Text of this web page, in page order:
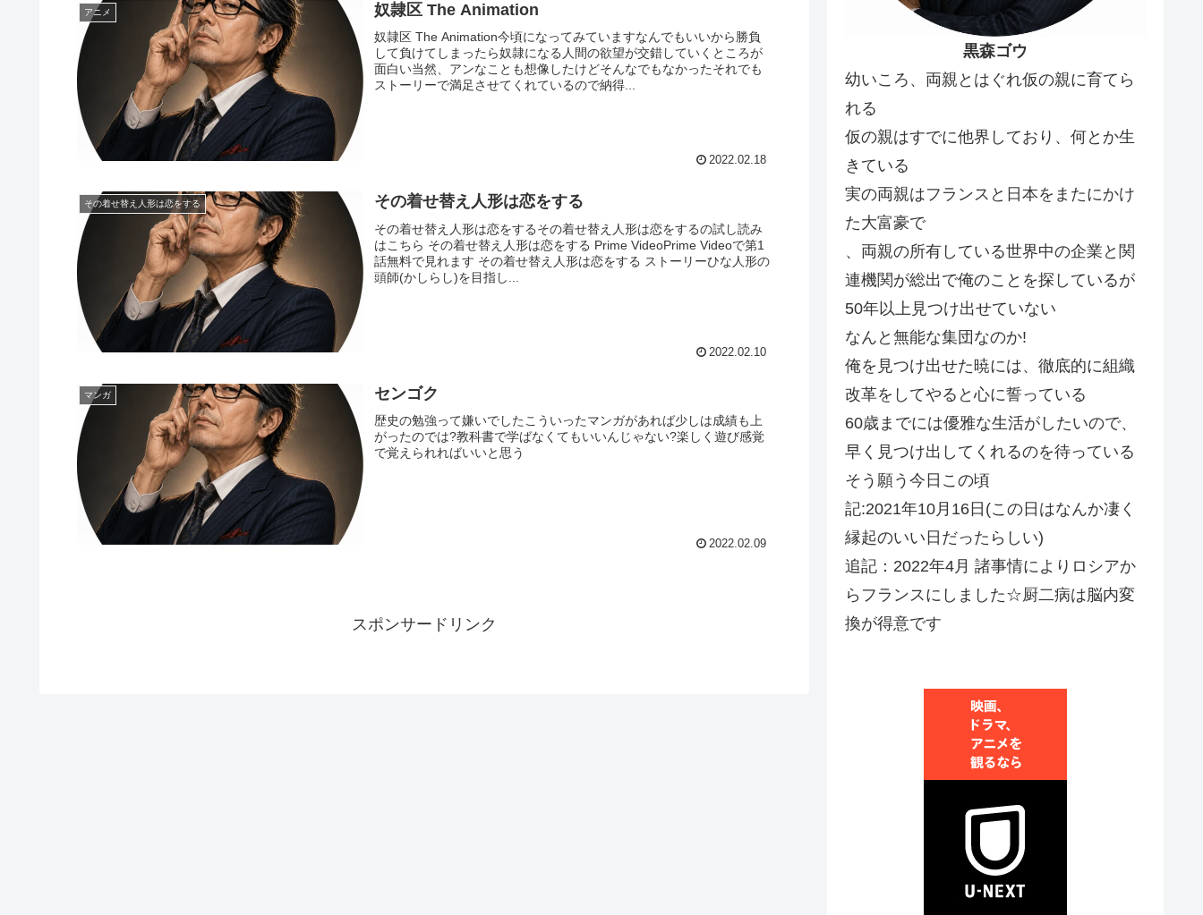
アニメ 奴隷区 The Animation
奴隷区 The Animation今頃になってみていますなんでもいいから勝負
して負けてしまったら奴隷になる人間の欲望が交錯していくところが
面白い当然、アンなことも想像したけどそんなでもなかったそれでも
ストーリーで満足させてくれているので納得...
2022.02.18
その着せ替え人形は恋をする その着せ替え人形は恋をする
その着せ替え人形は恋をするその着せ替え人形は恋をするの試し読み
はこちら その着せ替え人形は恋をする Prime VideoPrime Videoで第1
話無料で見れます その着せ替え人形は恋をする ストーリーひな人形の
頭師(かしらし)を目指し...
2022.02.10
マンガ センゴク
歴史の勉強って嫌いでしたこういったマンガがあれば少しは成績も上
がったのでは?教科書で学ばなくてもいいんじゃない?楽しく遊び感覚
で覚えられればいいと思う
2022.02.09
スポンサードリンク
黒森ゴウ
幼いころ、両親とはぐれ仮の親に育てら
れる
仮の親はすでに他界しており、何とか生
きている
実の両親はフランスと日本をまたにかけ
た大富豪で
、両親の所有している世界中の企業と関
連機関が総出で俺のことを探しているが
50年以上見つけ出せていない
なんと無能な集団なのか!
俺を見つけ出せた暁には、徹底的に組織
改革をしてやると心に誓っている
60歳までには優雅な生活がしたいので、
早く見つけ出してくれるのを待っている
そう願う今日この頃
記:2021年10月16日(この日はなんか凄く
縁起のいい日だったらしい)
追記：2022年4月 諸事情によりロシアか
らフランスにしました☆厨二病は脳内変
換が得意です